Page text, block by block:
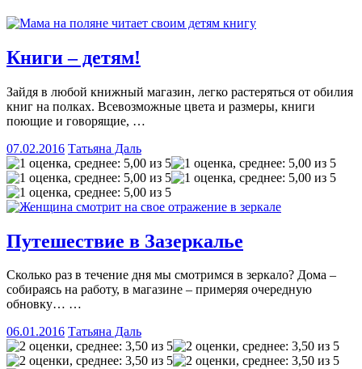
Книги – детям!
Зайдя в любой книжный магазин, легко растеряться от обилия
книг на полках. Всевозможные цвета и размеры, книги
поющие и говорящие, …
07.02.2016 Татьяна Даль
Путешествие в Зазеркалье
Сколько раз в течение дня мы смотримся в зеркало? Дома –
собираясь на работу, в магазине – примеряя очередную
обновку… …
06.01.2016 Татьяна Даль